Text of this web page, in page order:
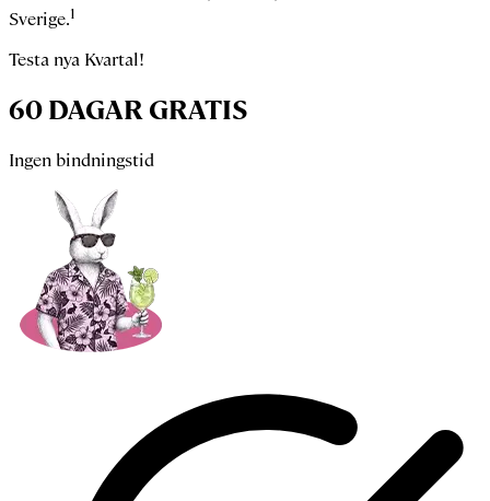
Sverige.1
Testa nya Kvartal!
60 DAGAR GRATIS
Ingen bindningstid